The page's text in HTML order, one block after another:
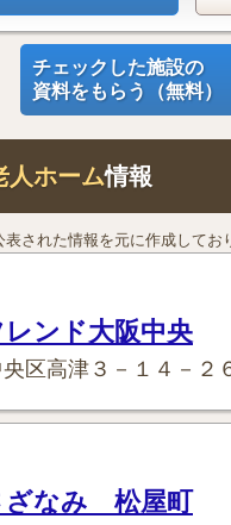
チェックした施設の
資料をもらう（無料）
人ホーム情報
された情報を元に作成してお
ンド大阪中央
区高津３－１４－２
ざなみ 松屋町